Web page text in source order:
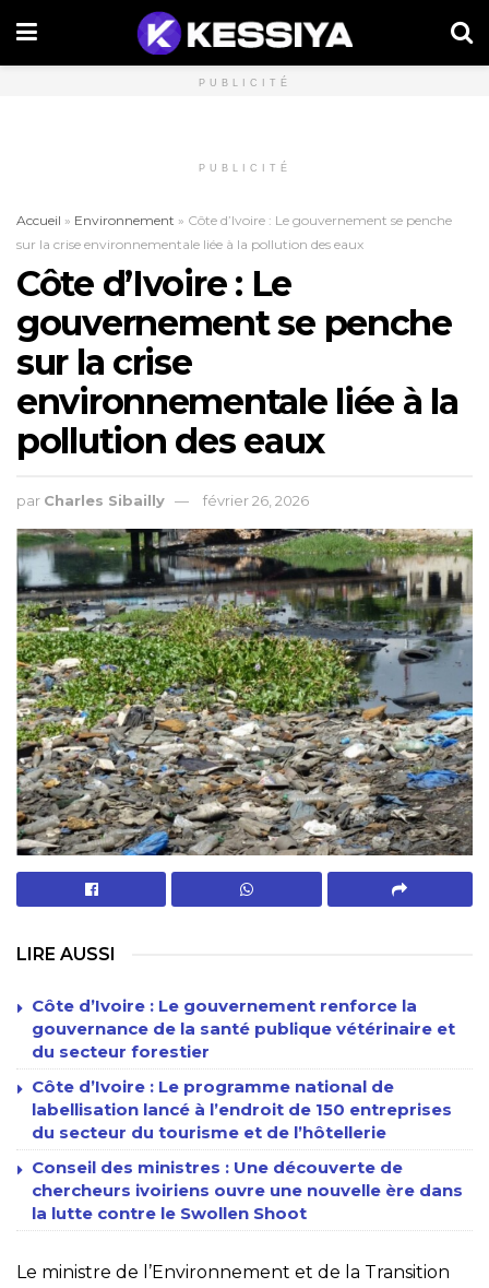
PUBLICITÉ
PUBLICITÉ
Accueil » Environnement » Côte d’Ivoire : Le gouvernement se penche
sur la crise environnementale liée à la pollution des eaux
Côte d’Ivoire : Le
gouvernement se penche
sur la crise
environnementale liée à la
pollution des eaux
par Charles Sibailly février 26, 2026
LIRE AUSSI
Côte d’Ivoire : Le gouvernement renforce la
gouvernance de la santé publique vétérinaire et
du secteur forestier
Côte d’Ivoire : Le programme national de
labellisation lancé à l’endroit de 150 entreprises
du secteur du tourisme et de l’hôtellerie
Conseil des ministres : Une découverte de
chercheurs ivoiriens ouvre une nouvelle ère dans
la lutte contre le Swollen Shoot
Le ministre de l’Environnement et de la Transition